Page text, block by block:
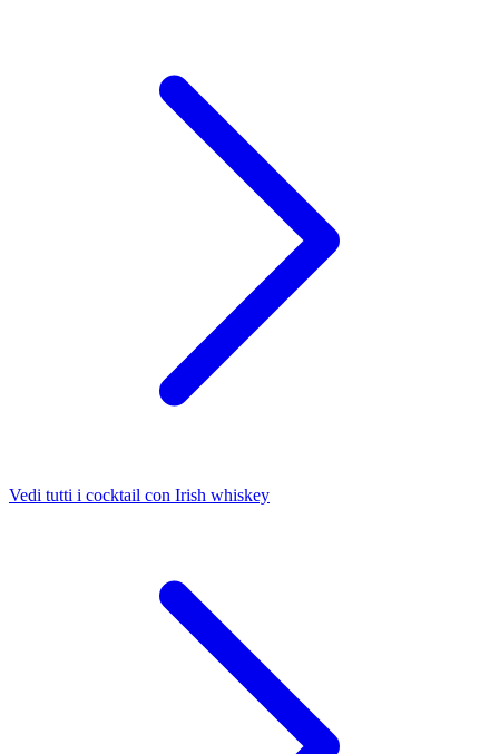
Vedi tutti i cocktail con Irish whiskey